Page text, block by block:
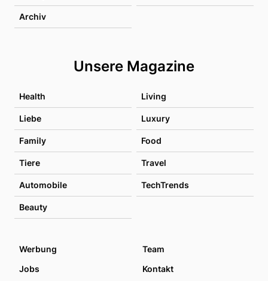
Archiv
Unsere Magazine
Health Living
Liebe Luxury
Family Food
Tiere Travel
Automobile TechTrends
Beauty
Werbung
Team
Jobs
Kontakt